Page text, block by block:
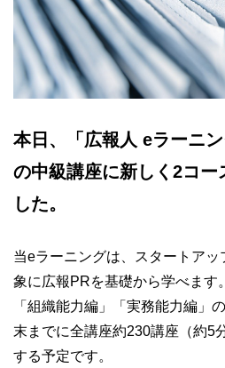
本日、「広報人 eラーニン
の中級講座に新しく2コー
した。
当eラーニングは、スタートア
象に広報PRを基礎から学べます
「組織能力編」「実務能力編」
末までに全講座約230講座（約5
する予定です。